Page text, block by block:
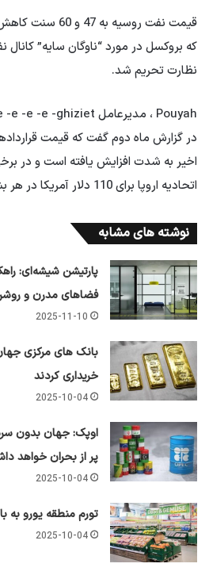
که بروکسل در مورد “ناوگان سایه”
نظارت تحریم شد.
در گزارش ماه دوم گفت که قیمت
اخیر به شدت افزایش یافته است و در
اتحادیه اروپا برای 110 دلار آمریکا در هر بشکه.
نوشته های مشابه
پارتیشن شیشه‌ای:
فضاهای مدرن و
2025-11-10
خریداری کردند
2025-10-04
اوپک: جهان بدون
پر از بحران خواهد
2025-10-04
تورم منطقه یورو به بالاترین
2025-10-04